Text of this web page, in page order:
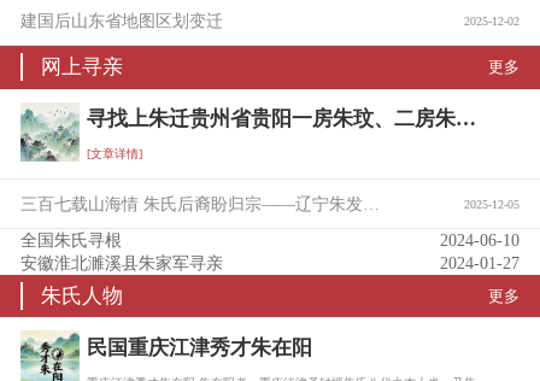
建国后山东省地图区划变迁 2025-12-02
网上寻亲 更多
寻找上朱迁贵州省贵阳一房朱玟、二房朱珖后裔宗亲信息
[文章详情]
2025-12-05
全国朱氏寻根
2024-06-10
安徽淮北濉溪县朱家军寻亲
2024-01-27
朱氏人物 更多
民国重庆江津秀才朱在阳